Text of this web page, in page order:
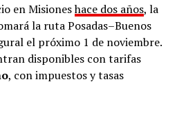
en Misioneshace dos años, la
la ruta Posadas–Buenos
el próximo 1 de noviembre.
disponibles con tarifas
, con impuestos y tasas